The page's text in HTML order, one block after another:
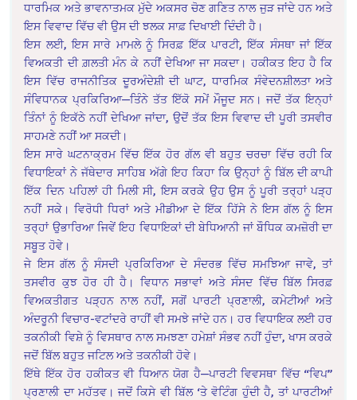
ਧਾਰਮਿਕ ਅਤੇ ਭਾਵਨਾਤਮਕ ਮੁੱਦੇ ਅਕਸਰ ਚੋਣ ਗਣਿਤ ਨਾਲ ਜੁੜ ਜਾਂਦੇ ਹਨ ਅਤੇ
ਇਸ ਵਿਵਾਦ ਵਿੱਚ ਵੀ ਉਸ ਦੀ ਝਲਕ ਸਾਫ਼ ਦਿਖਾਈ ਦਿੰਦੀ ਹੈ।
ਇਸ ਲਈ, ਇਸ ਸਾਰੇ ਮਾਮਲੇ ਨੂੰ ਸਿਰਫ਼ ਇੱਕ ਪਾਰਟੀ, ਇੱਕ ਸੰਸਥਾ ਜਾਂ ਇੱਕ
ਵਿਅਕਤੀ ਦੀ ਗ਼ਲਤੀ ਮੰਨ ਕੇ ਨਹੀਂ ਦੇਖਿਆ ਜਾ ਸਕਦਾ। ਹਕੀਕਤ ਇਹ ਹੈ ਕਿ
ਇਸ ਵਿੱਚ ਰਾਜਨੀਤਿਕ ਦੂਰਅੰਦੇਸ਼ੀ ਦੀ ਘਾਟ, ਧਾਰਮਿਕ ਸੰਵੇਦਨਸ਼ੀਲਤਾ ਅਤੇ
ਸੰਵਿਧਾਨਕ ਪ੍ਰਕਿਰਿਆ—ਤਿੰਨੇ ਤੱਤ ਇੱਕੋ ਸਮੇਂ ਮੌਜੂਦ ਸਨ। ਜਦੋਂ ਤੱਕ ਇਨ੍ਹਾਂ
ਤਿੰਨਾਂ ਨੂੰ ਇਕੱਠੇ ਨਹੀਂ ਦੇਖਿਆ ਜਾਂਦਾ, ਉਦੋਂ ਤੱਕ ਇਸ ਵਿਵਾਦ ਦੀ ਪੂਰੀ ਤਸਵੀਰ
ਸਾਹਮਣੇ ਨਹੀਂ ਆ ਸਕਦੀ।
ਇਸ ਸਾਰੇ ਘਟਨਾਕ੍ਰਮ ਵਿੱਚ ਇੱਕ ਹੋਰ ਗੱਲ ਵੀ ਬਹੁਤ ਚਰਚਾ ਵਿੱਚ ਰਹੀ ਕਿ
ਵਿਧਾਇਕਾਂ ਨੇ ਜੱਥੇਦਾਰ ਸਾਹਿਬ ਅੱਗੇ ਇਹ ਕਿਹਾ ਕਿ ਉਨ੍ਹਾਂ ਨੂੰ ਬਿੱਲ ਦੀ ਕਾਪੀ
ਇੱਕ ਦਿਨ ਪਹਿਲਾਂ ਹੀ ਮਿਲੀ ਸੀ, ਇਸ ਕਰਕੇ ਉਹ ਉਸ ਨੂੰ ਪੂਰੀ ਤਰ੍ਹਾਂ ਪੜ੍ਹ
ਨਹੀਂ ਸਕੇ। ਵਿਰੋਧੀ ਧਿਰਾਂ ਅਤੇ ਮੀਡੀਆ ਦੇ ਇੱਕ ਹਿੱਸੇ ਨੇ ਇਸ ਗੱਲ ਨੂੰ ਇਸ
ਤਰ੍ਹਾਂ ਉਭਾਰਿਆ ਜਿਵੇਂ ਇਹ ਵਿਧਾਇਕਾਂ ਦੀ ਬੇਧਿਆਨੀ ਜਾਂ ਬੌਧਿਕ ਕਮਜ਼ੋਰੀ ਦਾ
ਸਬੂਤ ਹੋਵੇ।
ਜੇ ਇਸ ਗੱਲ ਨੂੰ ਸੰਸਦੀ ਪ੍ਰਕਿਰਿਆ ਦੇ ਸੰਦਰਭ ਵਿੱਚ ਸਮਝਿਆ ਜਾਵੇ, ਤਾਂ
ਤਸਵੀਰ ਕੁਝ ਹੋਰ ਹੀ ਹੈ। ਵਿਧਾਨ ਸਭਾਵਾਂ ਅਤੇ ਸੰਸਦ ਵਿੱਚ ਬਿੱਲ ਸਿਰਫ਼
ਵਿਅਕਤੀਗਤ ਪੜ੍ਹਨ ਨਾਲ ਨਹੀਂ, ਸਗੋਂ ਪਾਰਟੀ ਪ੍ਰਣਾਲੀ, ਕਮੇਟੀਆਂ ਅਤੇ
ਅੰਦਰੂਨੀ ਵਿਚਾਰ-ਵਟਾਂਦਰੇ ਰਾਹੀਂ ਵੀ ਸਮਝੇ ਜਾਂਦੇ ਹਨ। ਹਰ ਵਿਧਾਇਕ ਲਈ ਹਰ
ਤਕਨੀਕੀ ਵਿਸ਼ੇ ਨੂੰ ਵਿਸਥਾਰ ਨਾਲ ਸਮਝਣਾ ਹਮੇਸ਼ਾਂ ਸੰਭਵ ਨਹੀਂ ਹੁੰਦਾ, ਖਾਸ ਕਰਕੇ
ਜਦੋਂ ਬਿੱਲ ਬਹੁਤ ਜਟਿਲ ਅਤੇ ਤਕਨੀਕੀ ਹੋਵੇ।
ਇੱਥੇ ਇੱਕ ਹੋਰ ਹਕੀਕਤ ਵੀ ਧਿਆਨ ਯੋਗ ਹੈ—ਪਾਰਟੀ ਵਿਵਸਥਾ ਵਿੱਚ “ਵਿਪ”
ਪ੍ਰਣਾਲੀ ਦਾ ਮਹੱਤਵ। ਜਦੋਂ ਕਿਸੇ ਵੀ ਬਿੱਲ ‘ਤੇ ਵੋਟਿੰਗ ਹੁੰਦੀ ਹੈ, ਤਾਂ ਪਾਰਟੀਆਂ